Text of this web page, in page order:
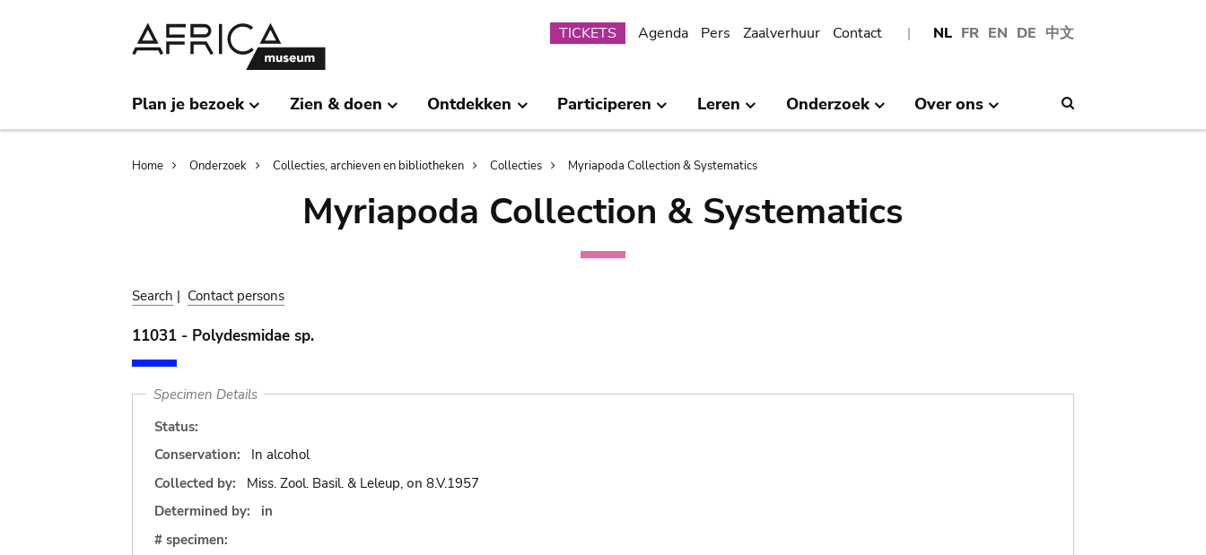
NL FR EN DE 中文
Submenu
TICKETS Agenda Pers Zaalverhuur Contact
Plan je bezoek Zien & doen Ontdekken Participeren Leren Onderzoek Over ons
Breadcrumb
Home Onderzoek Collecties, archieven en bibliotheken Collecties Myriapoda Collection & Systematics
Myriapoda Collection & Systematics
Search | Contact persons
11031 - Polydesmidae sp.
Specimen Details
Status:
Conservation:
In alcohol
Collected by:
Miss. Zool. Basil. & Leleup, on 8.V.1957
Determined by:
in
# specimen: